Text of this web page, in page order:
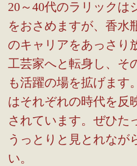
20～40代のラリックは
をおさめますが、香水
のキャリアをあっさり
工芸家へと転身し、そ
も活躍の場を拡げます
はそれぞれの時代を反
されています。ぜひた
うっとりと見とれなが
い。